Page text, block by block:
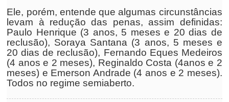
Ele, porém, entende que algumas circunstâncias
levam à redução das penas, assim definidas:
Paulo Henrique (3 anos, 5 meses e 20 dias de
reclusão), Soraya Santana (3 anos, 5 meses e
20 dias de reclusão), Fernando Eques Medeiros
(4 anos e 2 meses), Reginaldo Costa (4anos e 2
meses) e Emerson Andrade (4 anos e 2 meses).
Todos no regime semiaberto.